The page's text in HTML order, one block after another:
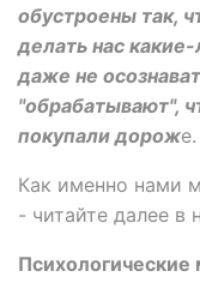
обустроены так,
делать нас
даже не
"обрабатывают",
покупали дороже.
Как именно нами
- читайте далее в
Психологические